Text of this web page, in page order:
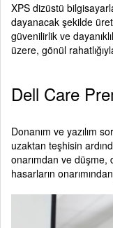
XPS dizüstü
dayanacak şekilde
güvenilirlik ve
üzere, gönül
Dell Care
Donanım ve yazılım
uzaktan teşhisin
onarımdan ve
hasarların